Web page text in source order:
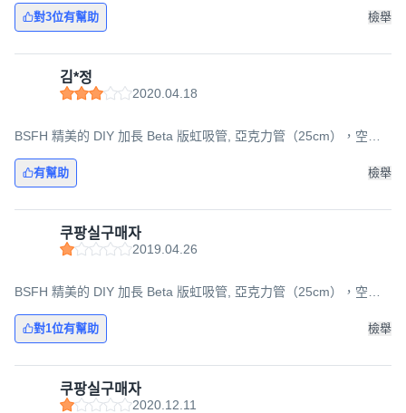
對3位有幫助 檢舉
김*정
2020.04.18
BSFH 精美的 DIY 加長 Beta 版虹吸管, 亞克力管（25cm），空氣
有幫助 檢舉
쿠팡실구매자
2019.04.26
BSFH 精美的 DIY 加長 Beta 版虹吸管, 亞克力管（25cm），空氣
對1位有幫助 檢舉
쿠팡실구매자
2020.12.11